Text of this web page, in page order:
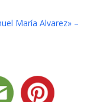
María Alvarez» –